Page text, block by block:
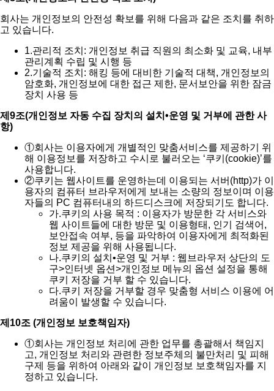
회사는 개인정보의 안전성 확보를 위해 다음과 같은 조치를 취하
고 있습니다.
1.관리적 조치: 개인정보 취급 직원의 최소화 및 교육, 내부
관리계획 수립 및 시행 등
2.기술적 조치: 해킹 등에 대비한 기술적 대책, 개인정보의
암호화, 개인정보에 대한 접근 제한, 문서보안을 위한 잠금
장치 사용 등
제9조(개인정보 자동 수집 장치의 설치•운영 및 거부에 관한 사
항)
①회사는 이용자에게 개별적인 맞춤서비스를 제공하기 위
해 이용정보를 저장하고 수시로 불러오는 ‘쿠키(cookie)’를
사용합니다.
②쿠키는 웹사이트를 운영하는데 이용되는 서버(http)가 이
용자의 컴퓨터 브라우저에게 보내는 소량의 정보이며 이용
자들의 PC 컴퓨터내의 하드디스크에 저장되기도 합니다.
가.쿠키의 사용 목적 : 이용자가 방문한 각 서비스와
웹 사이트들에 대한 방문 및 이용형태, 인기 검색어,
보안접속 여부, 등을 파악하여 이용자에게 최적화된
정보 제공을 위해 사용됩니다.
나.쿠키의 설치•운영 및 거부 : 웹브라우저 상단의 도
구>인터넷 옵션>개인정보 메뉴의 옵션 설정을 통해
쿠키 저장을 거부 할 수 있습니다.
다.쿠키 저장을 거부할 경우 맞춤형 서비스 이용에 어
려움이 발생할 수 있습니다.
제10조 (개인정보 보호책임자)
①회사는 개인정보 처리에 관한 업무를 총괄해서 책임지
고, 개인정보 처리와 관련한 정보주체의 불만처리 및 피해
구제 등을 위하여 아래와 같이 개인정보 보호책임자를 지
정하고 있습니다.